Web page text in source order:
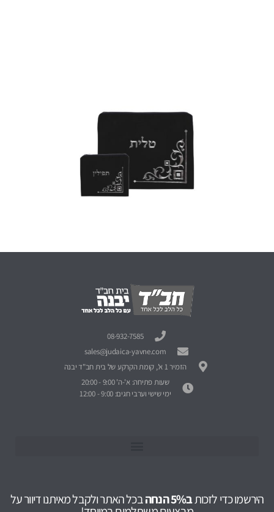
08-932-7585
sales@judaica-yavne.com
הזמיר 1 א', קומת הקרקע של בית חב"ד יבנה
שעות פתיחה: א'-ה' 9:00 - 20:00
ימי שישי וערבי חגים: 9:00 - 12:00
הירשמו כדי לזכותב5% הנחה בכל האתר ולקבל מאיתנו דיוור על